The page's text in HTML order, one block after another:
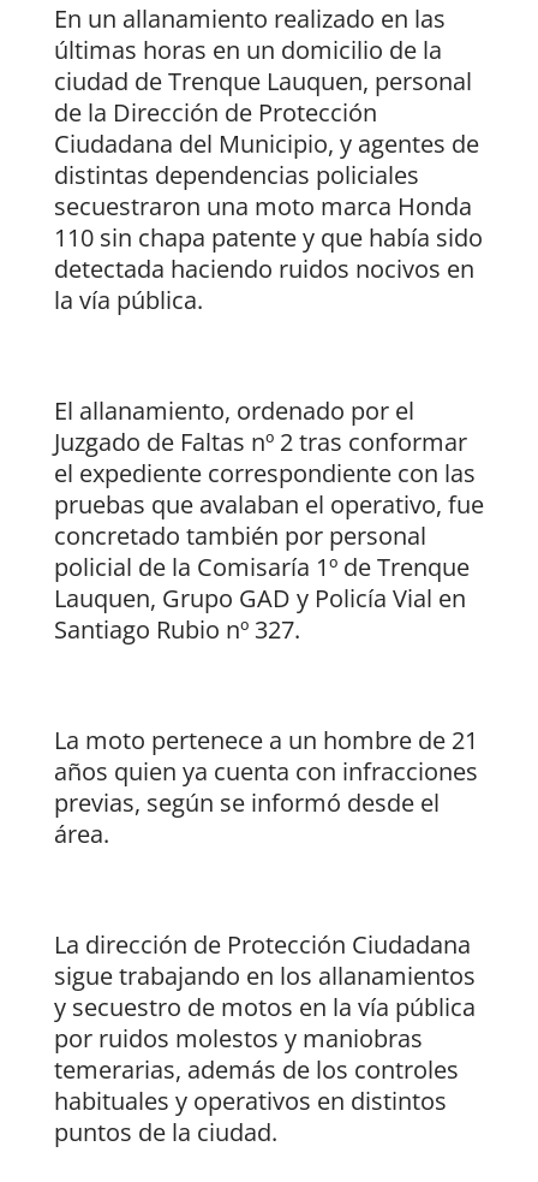
En un allanamiento realizado en las
últimas horas en un domicilio de la
ciudad de Trenque Lauquen, personal
de la Dirección de Protección
Ciudadana del Municipio, y agentes de
distintas dependencias policiales
secuestraron una moto marca Honda
110 sin chapa patente y que había sido
detectada haciendo ruidos nocivos en
la vía pública.
El allanamiento, ordenado por el
Juzgado de Faltas nº 2 tras conformar
el expediente correspondiente con las
pruebas que avalaban el operativo, fue
concretado también por personal
policial de la Comisaría 1º de Trenque
Lauquen, Grupo GAD y Policía Vial en
Santiago Rubio nº 327.
La moto pertenece a un hombre de 21
años quien ya cuenta con infracciones
previas, según se informó desde el
área.
La dirección de Protección Ciudadana
sigue trabajando en los allanamientos
y secuestro de motos en la vía pública
por ruidos molestos y maniobras
temerarias, además de los controles
habituales y operativos en distintos
puntos de la ciudad.